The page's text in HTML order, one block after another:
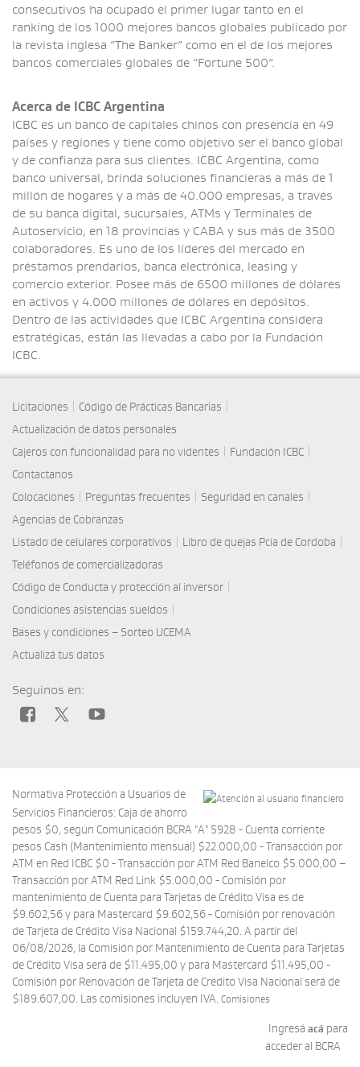
consecutivos ha ocupado el primer lugar tanto en el
ranking de los 1000 mejores bancos globales publicado por
la revista inglesa “The Banker” como en el de los mejores
bancos comerciales globales de “Fortune 500”.
Acerca de ICBC Argentina
ICBC es un banco de capitales chinos con presencia en 49
países y regiones y tiene como objetivo ser el banco global
y de confianza para sus clientes. ICBC Argentina, como
banco universal, brinda soluciones financieras a más de 1
millón de hogares y a más de 40.000 empresas, a través
de su banca digital, sucursales, ATMs y Terminales de
Autoservicio, en 18 provincias y CABA y sus más de 3500
colaboradores. Es uno de los líderes del mercado en
préstamos prendarios, banca electrónica, leasing y
comercio exterior. Posee más de 6500 millones de dólares
en activos y 4.000 millones de dólares en depósitos.
Dentro de las actividades que ICBC Argentina considera
estratégicas, están las llevadas a cabo por la Fundación
ICBC.
Licitaciones Código de Prácticas Bancarias
Actualización de datos personales
Cajeros con funcionalidad para no videntes
Fundación ICBC
Contactanos
Colocaciones
Preguntas frecuentes Seguridad en canales
Agencias de Cobranzas
Listado de celulares corporativos
Libro de quejas Pcia de Cordoba
Teléfonos de comercializadoras
Código de Conducta y protección al inversor
Condiciones asistencias sueldos
Bases y condiciones – Sorteo UCEMA
Actualizá tus datos
Seguinos en:
Normativa Protección a Usuarios de
Servicios Financieros: Caja de ahorro
pesos $0, según Comunicación BCRA "A" 5928 - Cuenta corriente
pesos Cash (Mantenimiento mensual) $22.000,00 - Transacción por
ATM en Red ICBC $0 - Transacción por ATM Red Banelco $5.000,00 –
Transacción por ATM Red Link $5.000,00 - Comisión por
mantenimiento de Cuenta para Tarjetas de Crédito Visa es de
$9.602,56 y para Mastercard $9.602,56 - Comisión por renovación
de Tarjeta de Crédito Visa Nacional $159.744,20. A partir del
06/08/2026, la Comisión por Mantenimiento de Cuenta para Tarjetas
de Crédito Visa será de $11.495,00 y para Mastercard $11.495,00 -
Comisión por Renovación de Tarjeta de Crédito Visa Nacional será de
$189.607,00. Las comisiones incluyen IVA. Comisiones
Ingresá acá para
acceder al BCRA